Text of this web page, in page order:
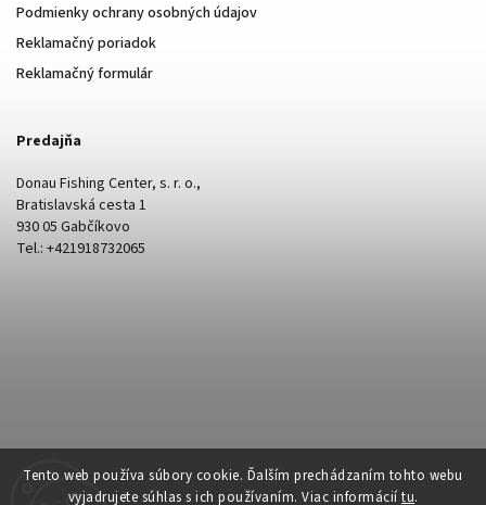
Tento web používa súbory cookie. Ďalším prechádzaním tohto webu
vyjadrujete súhlas s ich používaním. Viac informácií tu.
Podmienky ochrany osobných údajov
Reklamačný poriadok
Reklamačný formulár
Predajňa
Donau Fishing Center, s. r. o.,
Bratislavská cesta 1
930 05 Gabčíkovo
Tel.: +421918732065